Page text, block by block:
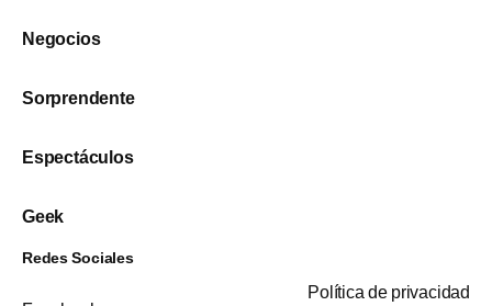
Negocios
Sorprendente
Espectáculos
Geek
Redes Sociales
Política de privacidad